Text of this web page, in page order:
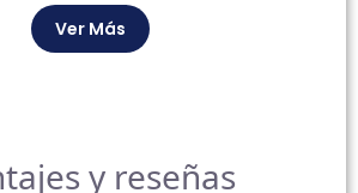
Ver Más
y reseñas